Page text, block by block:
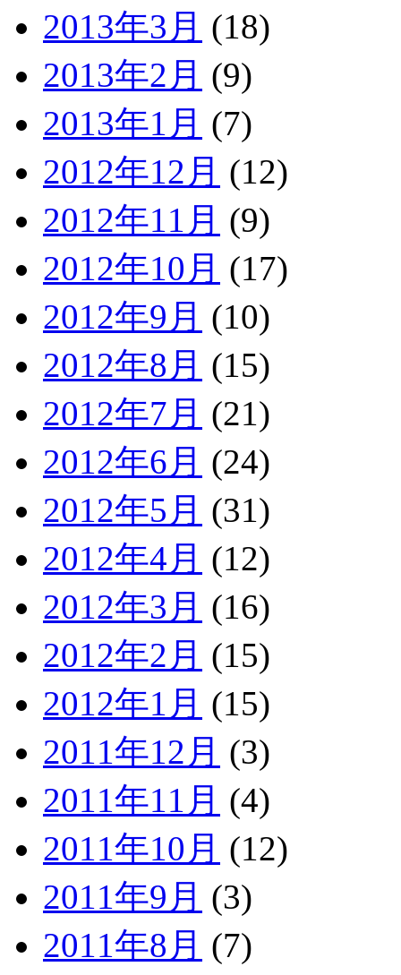
2013年3月 (18)
2013年2月 (9)
2013年1月 (7)
2012年12月 (12)
2012年11月 (9)
2012年10月 (17)
2012年9月 (10)
2012年8月 (15)
2012年7月 (21)
2012年6月 (24)
2012年5月 (31)
2012年4月 (12)
2012年3月 (16)
2012年2月 (15)
2012年1月 (15)
2011年12月 (3)
2011年11月 (4)
2011年10月 (12)
2011年9月 (3)
2011年8月 (7)